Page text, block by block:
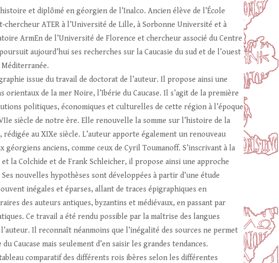
et diplômé en géorgien de l’Inalco. Ancien élève de l’École
ATER à l’Université de Lille, à Sorbonne Université et à
ArmEn de l’Université de Florence et chercheur associé du Centre
aujourd’hui ses recherches sur la Caucasie du sud et de l’ouest
Méditerranée.
issue du travail de doctorat de l’auteur. Il propose ainsi une
de la mer Noire, l’Ibérie du Caucase. Il s’agit de la première
politiques, économiques et culturelles de cette région à l’époque
siècle de notre ère. Elle renouvelle la somme sur l’histoire de la
au XIXe siècle. L’auteur apporte également un renouveau
anciens, comme ceux de Cyril Toumanoff. S’inscrivant à la
et la Colchide et de Frank Schleicher, il propose ainsi une approche
nouvelles hypothèses sont développées à partir d’une étude
inégales et éparses, allant de traces épigraphiques en
des auteurs antiques, byzantins et médiévaux, en passant par
Ce travail a été rendu possible par la maîtrise des langues
Il reconnaît néanmoins que l’inégalité des sources ne permet
Caucase mais seulement d’en saisir les grandes tendances.
comparatif des différents rois ibères selon les différentes